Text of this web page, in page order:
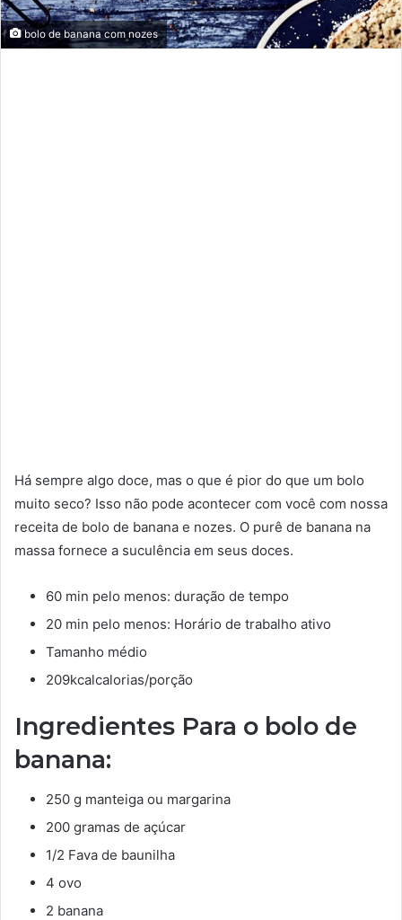
bolo de banana com nozes
Há sempre algo doce, mas o que é pior do que um bolo
muito seco? Isso não pode acontecer com você com nossa
receita de bolo de banana e nozes. O purê de banana na
massa fornece a suculência em seus doces.
60 min pelo menos: duração de tempo
20 min pelo menos: Horário de trabalho ativo
Tamanho médio
209kcalcalorias/porção
Ingredientes Para o bolo de
banana:
250 g manteiga ou margarina
200 gramas de açúcar
1/2 Fava de baunilha
4 ovo
2 banana